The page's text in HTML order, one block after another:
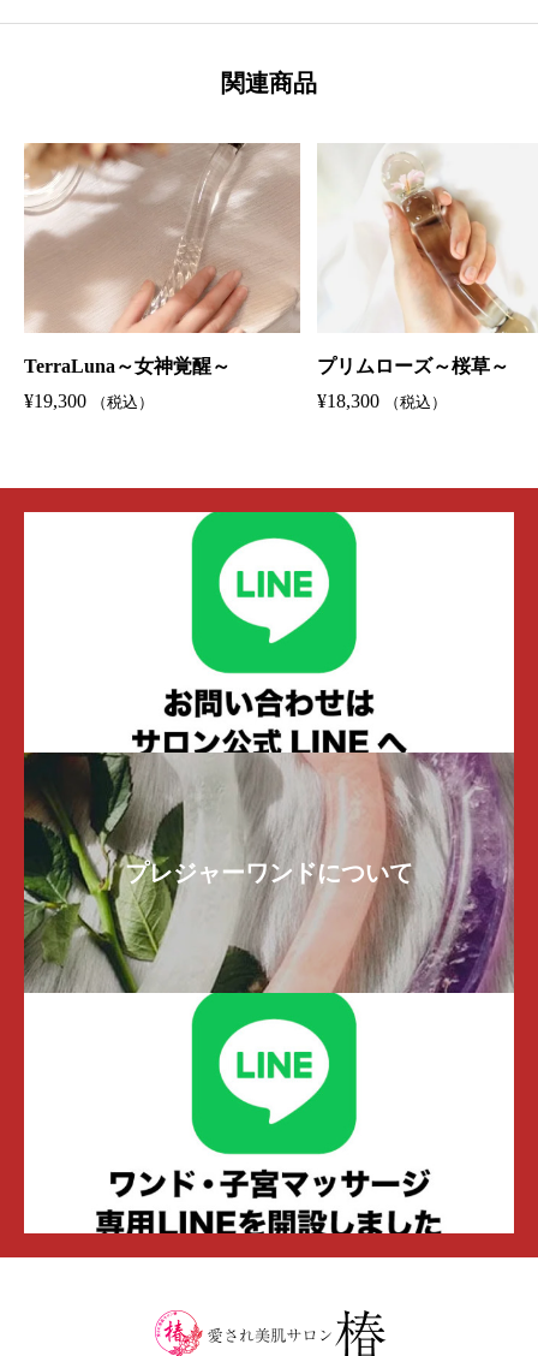
関連商品
TerraLuna～女神覚醒～
¥19,300 （税込）
プリムローズ～桜草～
¥18,300 （税込）
プレジャーワンドについて